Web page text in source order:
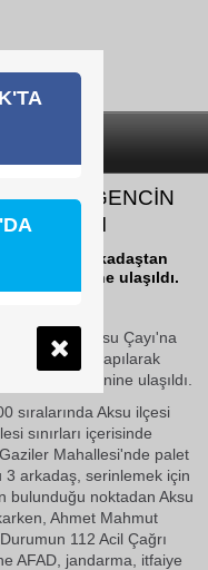
GENCİN
ULAŞILDI
giren 3 arkadaştan
bedenine ulaşıldı.
için Aksu Çayı'na
akıntıya kapılarak
cansız bedenine ulaşıldı.
sıralarında Aksu ilçesi
sınırları içerisinde
Mahallesi'nde palet
3 arkadaş, serinlemek için
bulunduğu noktadan Aksu
Ahmet Mahmut
112 Acil Çağrı
AFAD, jandarma, itfaiye